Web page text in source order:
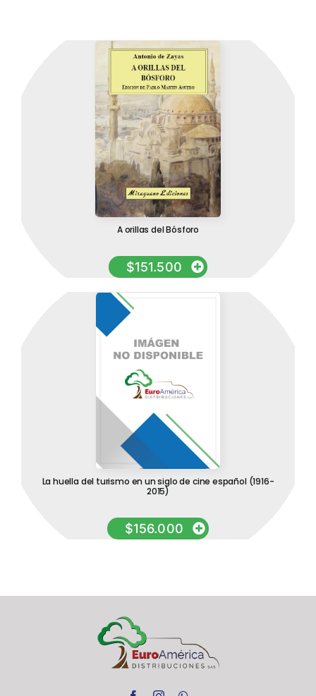
A orillas del Bósforo
$151.500
La huella del turismo en un siglo de cine español (1916-
2015)
$156.000